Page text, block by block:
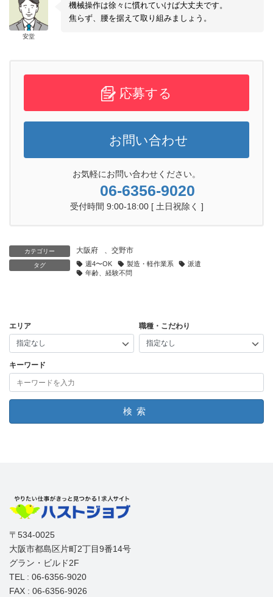
安堂
機械操作は徐々に慣れていけば大丈夫です。
焦らず、腰を据えて取り組みましょう。
応募する
お問い合わせ
お気軽にお問い合わせください。
06-6356-9020
受付時間 9:00-18:00 [ 土日祝除く ]
カテゴリー 大阪府 、 交野市
タグ 週4〜OK 製造・軽作業系
派遣
年齢、経験不問
エリア 職種・こだわり
キーワード
検索
〒534-0025
大阪市都島区片町2丁目9番14号
グラン・ビルド2F
TEL : 06-6356-9020
FAX : 06-6356-9026